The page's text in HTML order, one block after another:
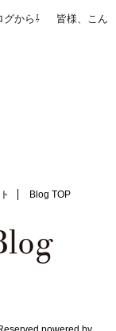
グから⇩ 皆様、こん
Blog TOP